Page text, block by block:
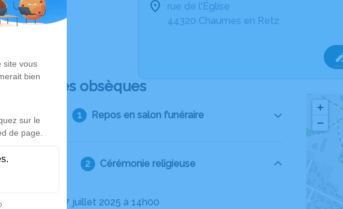
rue de l'Église
44320 Chaumes en Retz
Déroulé des obsèques
Repos en salon funéraire
Cérémonie religieuse
Le jeudi 17 juillet 2025 à 14h00
+
−